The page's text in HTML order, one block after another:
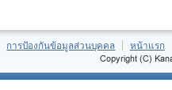
การป้องกันข้อมูลส่วนบุคคล หน้าแรก